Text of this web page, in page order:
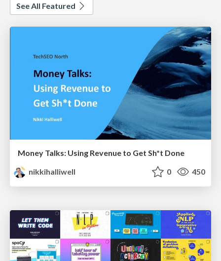
See All Featured
Money Talks: Using Revenue to Get Sh*t Done
nikkihalliwell
0 450